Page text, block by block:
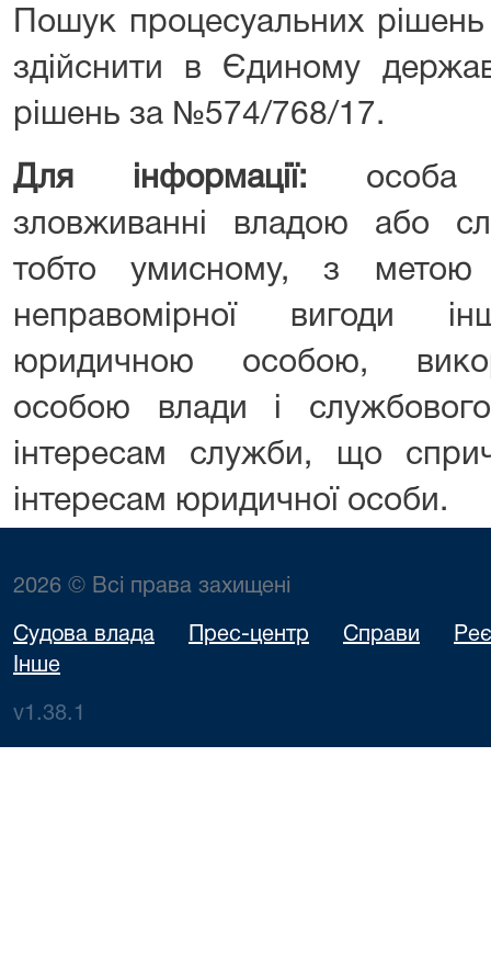
Пошук процесуальних
здійснити в Єдиному
рішень за №574/768/17.
Для інформації: особа
зловживанні владою або
тобто умисному, з метою
неправомірної вигоди
юридичною особою,
особою влади і
інтересам служби, що
інтересам юридичної особи.
2026 © Всі права захищені
Судова влада Прес-центр Справи
Інше
v1.38.1